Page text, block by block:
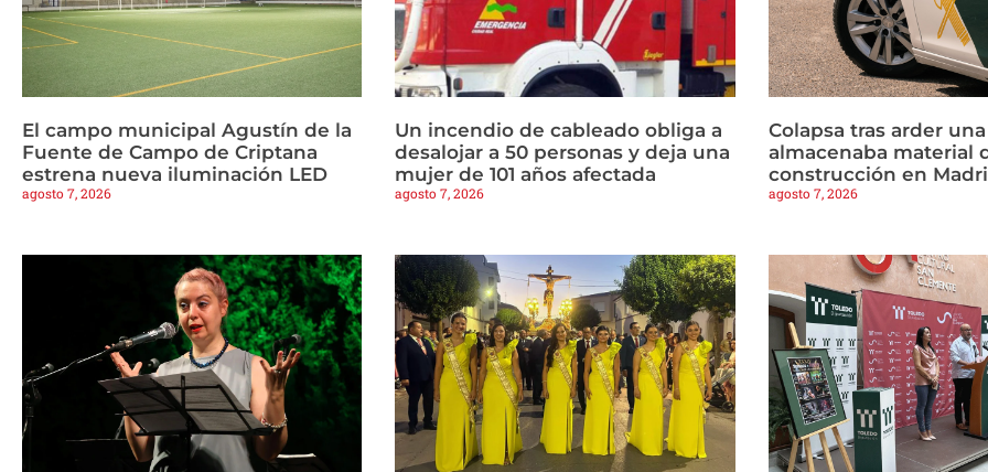
El campo municipal Agustín de la
Fuente de Campo de Criptana
estrena nueva iluminación LED
agosto 7, 2026
Un incendio de cableado obliga a
desalojar a 50 personas y deja una
mujer de 101 años afectada
agosto 7, 2026
Colapsa tras arder
almacenaba material
construcción en
agosto 7, 2026